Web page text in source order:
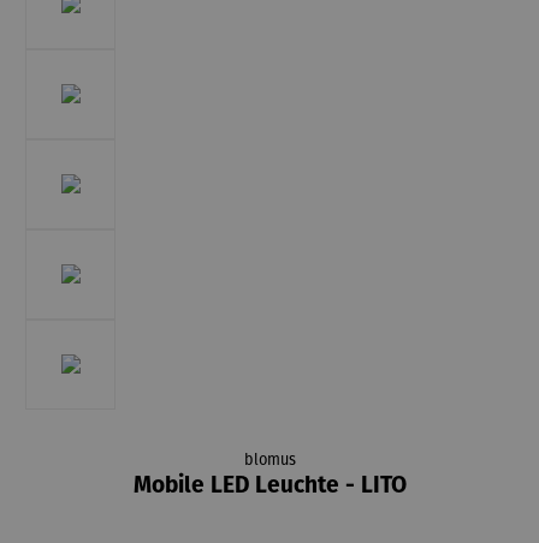
blomus
Mobile LED Leuchte - LITO